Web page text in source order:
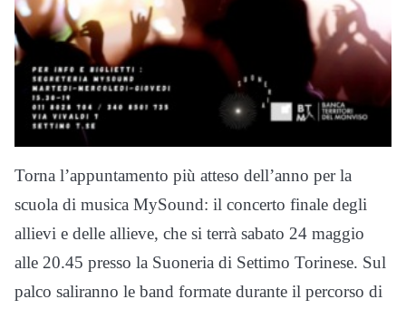
Torna l’appuntamento più atteso dell’anno per la
scuola di musica MySound: il concerto finale degli
allievi e delle allieve, che si terrà sabato 24 maggio
alle 20.45 presso la Suoneria di Settimo Torinese. Sul
palco saliranno le band formate durante il percorso di